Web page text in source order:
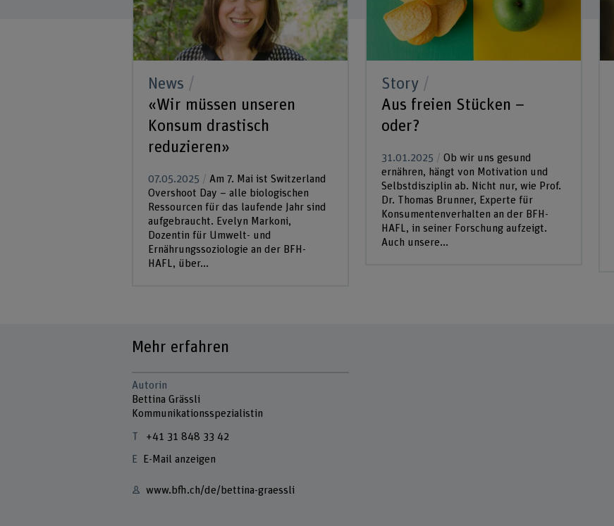
News
«Wir müssen unseren
Konsum drastisch
reduzieren»
07.05.2025
Am 7. Mai ist Switzerland
Overshoot Day – alle biologischen
Ressourcen für das laufende Jahr sind
aufgebraucht. Evelyn Markoni,
Dozentin für Umwelt- und
Ernährungssoziologie an der BFH-
HAFL, über...
Story
Aus freien Stücken –
oder?
31.01.2025
Ob wir uns gesund
ernähren, hängt von Motivation und
Selbstdisziplin ab. Nicht nur, wie Prof.
Dr. Thomas Brunner, Experte für
Konsumentenverhalten an der BFH-
HAFL, in seiner Forschung aufzeigt.
Auch unsere...
Mehr erfahren
Autorin
Bettina Grässli
Kommunikationsspezialistin
+41 31 848 33 42
E-Mail anzeigen
www.bfh.ch/de/bettina-graessli